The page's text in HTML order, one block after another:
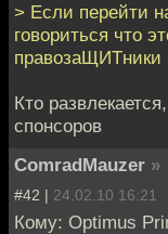
> Если перейти
говориться что
правозаЩИТники
Кто
спонсоров
ComradMauzer »
#42 | 24.02.10 16:21
Кому: Optimus